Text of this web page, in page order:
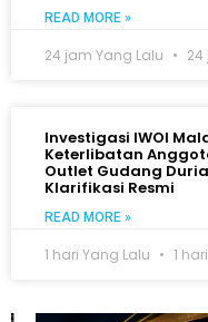
READ MORE »
24 jam Yang Lalu 24
Investigasi IWOI
Keterlibatan
Outlet Gudang
Klarifikasi Resmi
READ MORE »
1 hari Yang Lalu 1